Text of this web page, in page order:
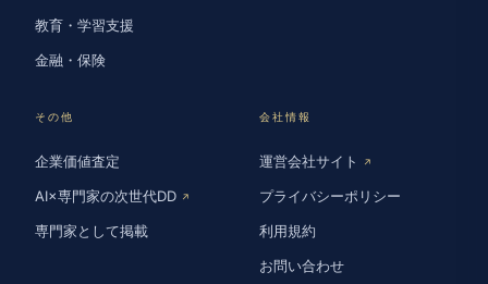
教育・学習支援
金融・保険
その他
企業価値査定
AI×専門家の次世代DD ↗
専門家として掲載
会社情報
運営会社サイト ↗
プライバシーポリシー
利用規約
お問い合わせ